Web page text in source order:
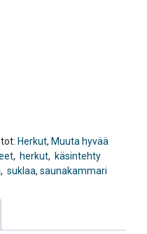
Herkut, Muuta hyvää
, herkut, käsintehty
, suklaa, saunakammari